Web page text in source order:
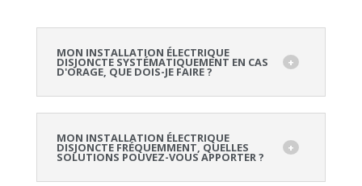
MON INSTALLATION ÉLECTRIQUE
DISJONCTE SYSTÉMATIQUEMENT EN CAS
D'ORAGE, QUE DOIS-JE FAIRE ?
MON INSTALLATION ÉLECTRIQUE
DISJONCTE FRÉQUEMMENT, QUELLES
SOLUTIONS POUVEZ-VOUS APPORTER ?